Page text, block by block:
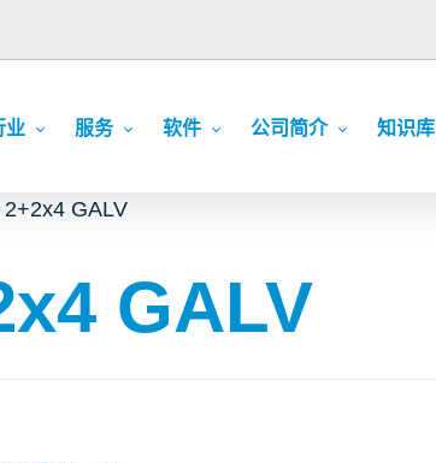
业 服务 软件 公司简介 知识库
2+2x4 GALV
GALV